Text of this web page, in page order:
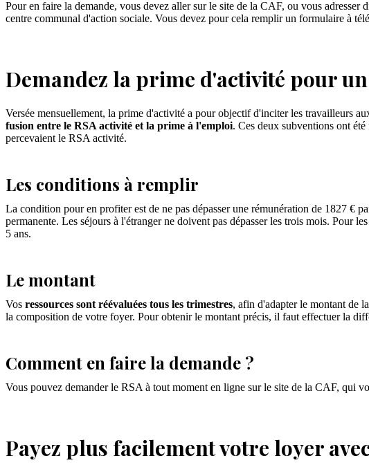
Pour en faire la demande, vous devez aller sur le site de la CAF, ou vous adresser
centre communal d'action sociale. Vous devez pour cela remplir un formulaire à
Demandez la prime d'activité pour
Versée mensuellement, la prime d'activité a pour objectif d'inciter les travailleurs
fusion entre le RSA activité et la prime à l'emploi. Ces deux subventions ont
percevaient le RSA activité.
Les conditions à remplir
La condition pour en profiter est de ne pas dépasser une rémunération de 1827 €
permanente. Les séjours à l'étranger ne doivent pas dépasser les trois mois. Pour
5 ans.
Le montant
Vos ressources sont réévaluées tous les trimestres, afin d'adapter le montant de
la composition de votre foyer. Pour obtenir le montant précis, il faut effectuer la
Comment en faire la demande ?
Vous pouvez demander le RSA à tout moment en ligne sur le site de la CAF, qui
Payez plus facilement votre loyer